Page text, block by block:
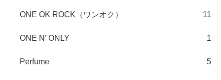
ONE OK ROCK（ワンオク） 11
ONE N’ ONLY 1
Perfume 5